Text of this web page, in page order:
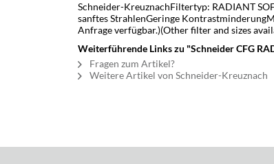
Schneider-KreuznachFiltertyp: RADIANT
sanftes StrahlenGeringe
Anfrage verfügbar.)(Other filter and sizes
Weiterführende Links zu "Schneider CFG
Fragen zum Artikel?
Weitere Artikel von Schneider-Kreuznach